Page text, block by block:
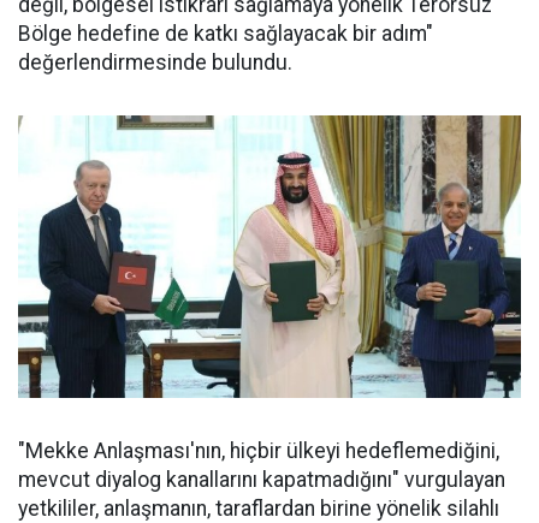
değil, bölgesel istikrarı sağlamaya yönelik Terörsüz
Bölge hedefine de katkı sağlayacak bir adım"
değerlendirmesinde bulundu.
"Mekke Anlaşması'nın, hiçbir ülkeyi hedeflemediğini,
mevcut diyalog kanallarını kapatmadığını" vurgulayan
yetkililer, anlaşmanın, taraflardan birine yönelik silahlı